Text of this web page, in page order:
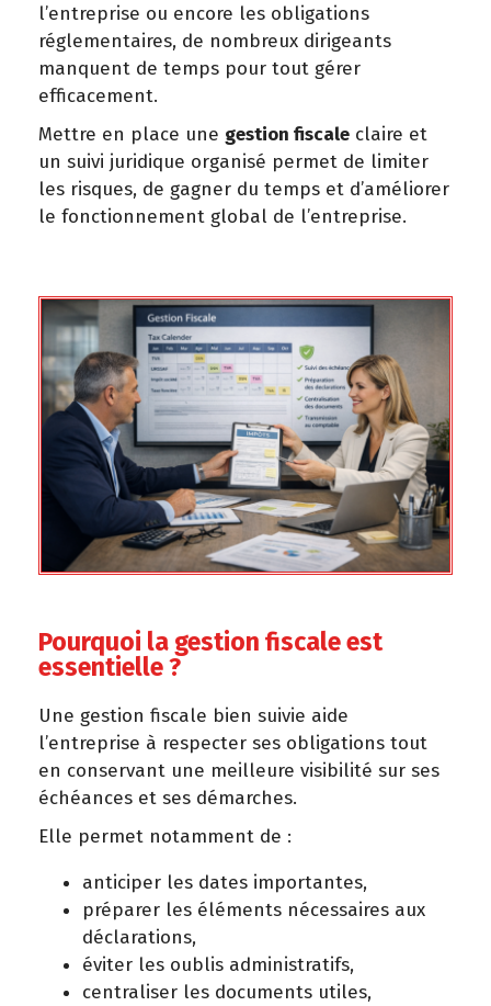
l’entreprise ou encore les obligations
réglementaires, de nombreux dirigeants
manquent de temps pour tout gérer
efficacement.
Mettre en place une gestion fiscale claire et
un suivi juridique organisé permet de limiter
les risques, de gagner du temps et d’améliorer
le fonctionnement global de l’entreprise.
Pourquoi la gestion fiscale est
essentielle ?
Une gestion fiscale bien suivie aide
l’entreprise à respecter ses obligations tout
en conservant une meilleure visibilité sur ses
échéances et ses démarches.
Elle permet notamment de :
anticiper les dates importantes,
préparer les éléments nécessaires aux
déclarations,
éviter les oublis administratifs,
centraliser les documents utiles,